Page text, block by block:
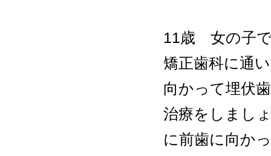
11歳 女の子で
矯正歯科に通
向かって埋伏
治療をしまし
に前歯に向か